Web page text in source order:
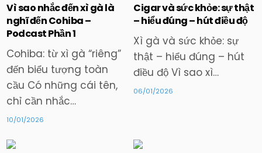
Posted
in
Vì sao nhắc đến xì gà là
nghĩ đến Cohiba –
Podcast Phần 1
Cohiba: từ xì gà “riêng”
đến biểu tượng toàn
cầu Có những cái tên,
chỉ cần nhắc…
10/01/2026
Posted
in
Cigar và sức khỏe: sự thật
– hiểu đúng – hút điều độ
Xì gà và sức khỏe: sự
thật – hiểu đúng – hút
điều độ Vì sao xì…
06/01/2026